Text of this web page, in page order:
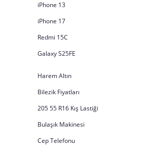
iPhone 13
iPhone 17
Redmi 15C
Galaxy S25FE
Harem Altın
Bilezik Fiyatları
205 55 R16 Kış Lastiği
Bulaşık Makinesi
Cep Telefonu